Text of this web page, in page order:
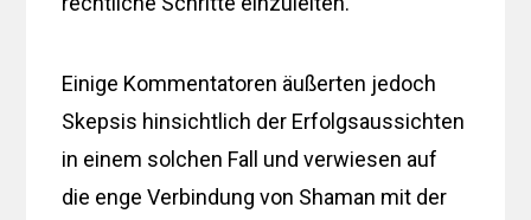
Einige Kommentatoren äußerten jedoch
Skepsis hinsichtlich der Erfolgsaussichten
in einem solchen Fall und verwiesen auf
die enge Verbindung von Shaman mit der